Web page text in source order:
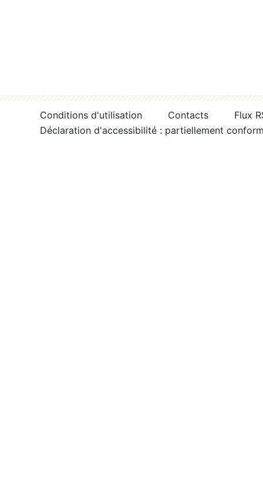
Conditions d'utilisation Contacts
Flux
Déclaration d'accessibilité : partiellement